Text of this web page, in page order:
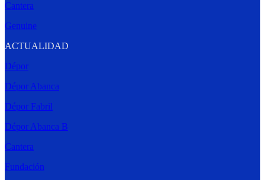
Cantera
Genuine
ACTUALIDAD
Dépor
Dépor Abanca
Dépor Fabril
Dépor Abanca B
Cantera
Fundación